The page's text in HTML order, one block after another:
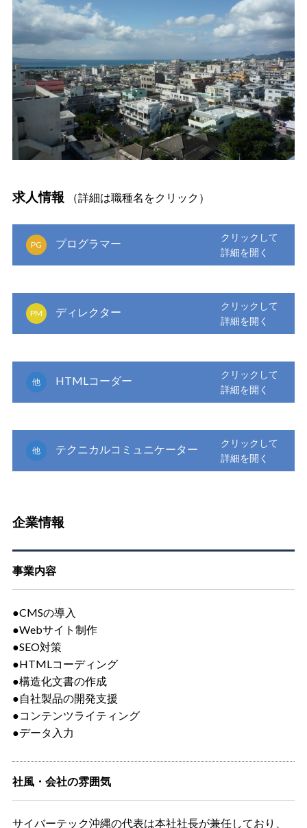
求人情報 （詳細は職種名をクリック）
PG プログラマー
PM ディレクター
他 HTMLコーダー
他 テクニカルコミュニケーター
企業情報
事業内容
●CMSの導入
●Webサイト制作
●SEO対策
●HTMLコーディング
●構造化文書の作成
●自社製品の開発支援
●コンテンツライティング
●データ入力
社風・会社の雰囲気
サイバーテック沖縄の代表は本社社長が兼任しており、